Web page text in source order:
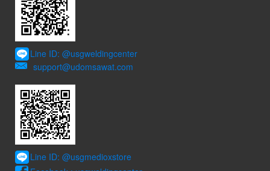
Line ID: @usgweldingcenter
support@udomsawat.com
Line ID: @usgmedioxstore